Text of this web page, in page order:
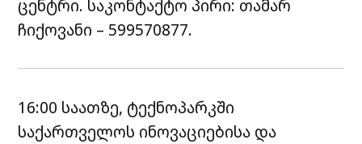
ცენტრი. საკონტაქტო პირი: თამარ
ჩიქოვანი – 599570877.
16:00 საათზე, ტექნოპარკში
საქართველოს ინოვაციებისა და